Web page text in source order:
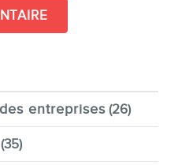
entreprises (26)
(35)